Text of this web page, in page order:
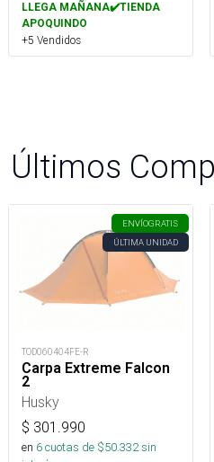
LLEGA MAÑANA✔️TIENDA
APOQUINDO
+5 Vendidos
Últimos
ENVÍOGRATIS
ÚLTIMA UNIDAD
TOD060404FE-R
Carpa Extreme Falcon
2
Husky
$ 301.990
en 6cuotas de $50.332sin